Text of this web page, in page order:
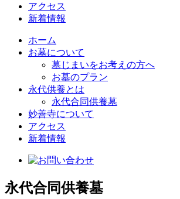
アクセス
新着情報
ホーム
お墓について
墓じまいをお考えの方へ
お墓のプラン
永代供養とは
永代合同供養墓
妙善寺について
アクセス
新着情報
永代合同供養墓